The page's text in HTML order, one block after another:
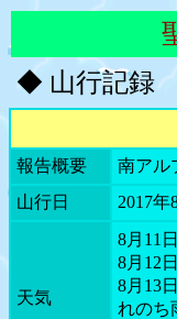
◆ 山行記録
報告概要
南アル
山行日
2017年
天気
8月11
8月12
8月13
れのち